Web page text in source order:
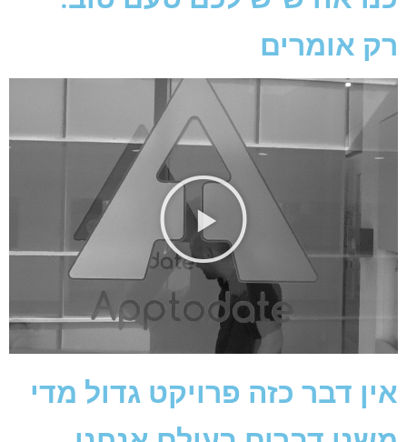
רק אומרים
אין דבר כזה פרויקט גדול מדי